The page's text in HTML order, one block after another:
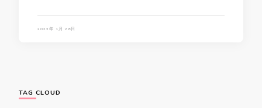
2023年 1月 28日
TAG CLOUD